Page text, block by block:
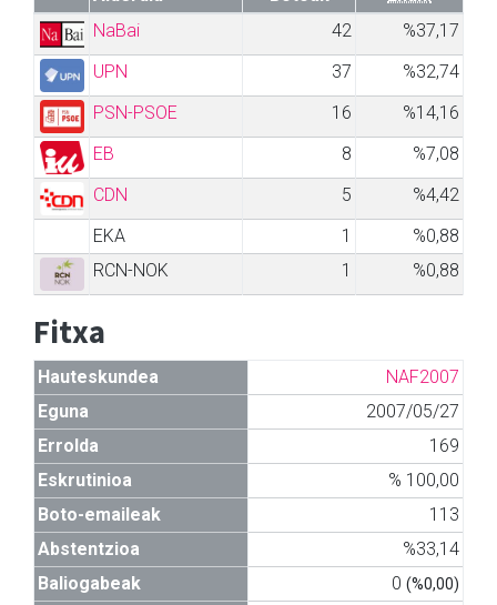
NaBai
42
%37,17
UPN
37
%32,74
PSN-PSOE
16
%14,16
EB
8
%7,08
CDN
5
%4,42
EKA
1
%0,88
RCN-NOK
1 %0,88
Fitxa
Hauteskundea
NAF2007
Eguna
2007/05/27
Errolda
169
Eskrutinioa
% 100,00
Boto-emaileak
113
Abstentzioa
%33,14
Baliogabeak
0 (%0,00)